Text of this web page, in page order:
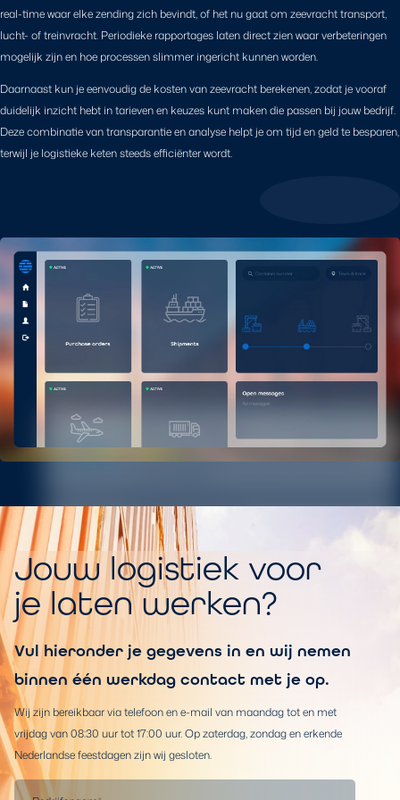
real-time waar elke zending zich bevindt, of het nu gaat om zeevracht transport,
lucht- of treinvracht. Periodieke rapportages laten direct zien waar verbeteringen
mogelijk zijn en hoe processen slimmer ingericht kunnen worden.
Daarnaast kun je eenvoudig de kosten van zeevracht berekenen, zodat je vooraf
duidelijk inzicht hebt in tarieven en keuzes kunt maken die passen bij jouw bedrijf.
Deze combinatie van transparantie en analyse helpt je om tijd en geld te besparen,
terwijl je logistieke keten steeds efficiënter wordt.
Jouw logistiek voor
je laten werken?
Vul hieronder je gegevens in en wij nemen
binnen één werkdag contact met je op.
Wij zijn bereikbaar via telefoon en e-mail van maandag tot en met
vrijdag van 08:30 uur tot 17:00 uur. Op zaterdag, zondag en erkende
Nederlandse feestdagen zijn wij gesloten.